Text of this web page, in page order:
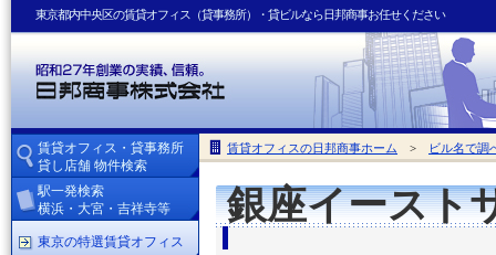
東京都内中央区の賃貸オフィス（貸事務所）・貸ビルなら日邦商事お任せください
賃貸オフィスの日邦商事ホーム > ビル名で調
銀座イースト
賃貸オフィス・貸事務所
貸し店舗 物件検索
駅一発検索
横浜・大宮・吉祥寺等
東京の特選賃貸オフィス